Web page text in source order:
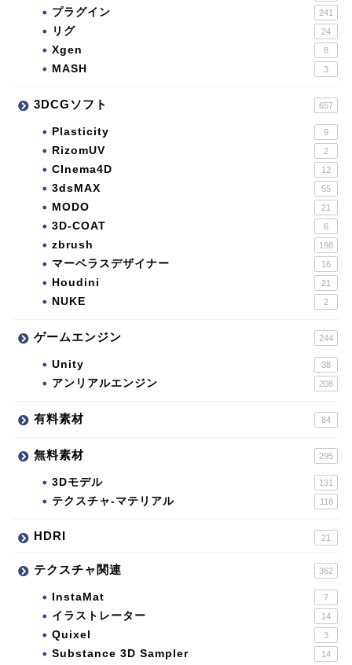
プラグイン 241
リグ 24
Xgen 8
MASH 3
3DCGソフト 657
Plasticity 9
RizomUV 2
CInema4D 12
3dsMAX 55
MODO 21
3D-COAT 6
zbrush 198
マーベラスデザイナー 16
Houdini 21
NUKE 2
ゲームエンジン 244
Unity 38
アンリアルエンジン 208
有料素材 84
無料素材 295
3Dモデル 131
テクスチャ-マテリアル 118
HDRI 21
テクスチャ関連 362
InstaMat 7
イラストレーター 14
Quixel 3
Substance 3D Sampler 14